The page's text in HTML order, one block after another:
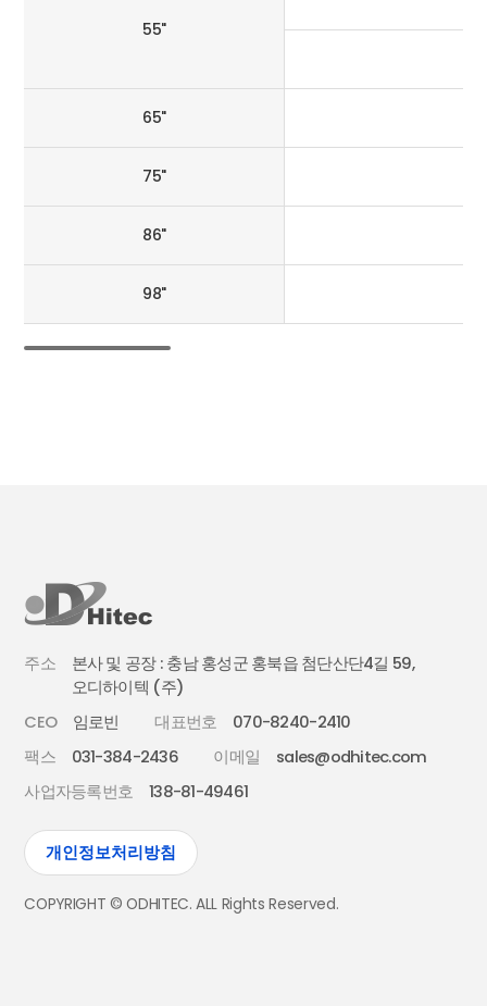
55"
65"
75"
86"
98"
주소
본사 및 공장 : 충남 홍성군 홍북읍 첨단산단4길 59,
오디하이텍 (주)
CEO
임로빈 대표번호
070-8240-2410
팩스
031-384-2436 이메일
sales@odhitec.com
사업자등록번호
138-81-49461
개인정보처리방침
COPYRIGHT © ODHITEC. ALL Rights Reserved.